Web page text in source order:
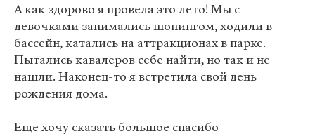
А как здорово я провела это лето! Мы с
девочками занимались шопингом, ходили в
бассейн, катались на аттракционах в парке.
Пытались кавалеров себе найти, но так и не
нашли. Наконец-то я встретила свой день
рождения дома.
Еще хочу сказать большое спасибо